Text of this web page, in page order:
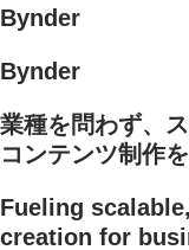
Bynder
Bynder
業種を問わず、
コンテンツ制作
Fueling
creation for